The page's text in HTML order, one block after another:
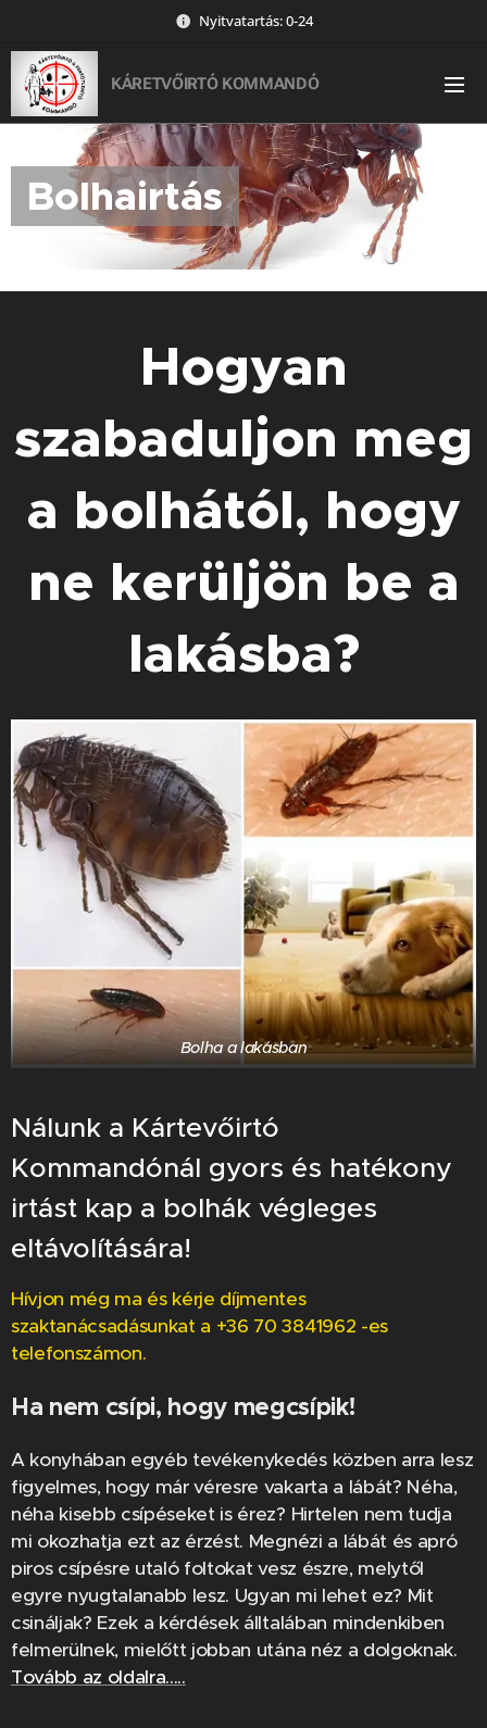
Nyitvatartás: 0-24
KÁRETVŐIRTÓ KOMMANDÓ
Bolhairtás
Hogyan
szabaduljon meg
a bolhától, hogy
ne kerüljön be a
lakásba?
Bolha a lakásban
Nálunk a Kártevőirtó
Kommandónál gyors és hatékony
irtást kap a bolhák végleges
eltávolítására!
Hívjon még ma és kérje díjmentes
szaktanácsadásunkat a +36 70 3841962 -es
telefonszámon.
Ha nem csípi, hogy megcsípik!
A konyhában egyéb tevékenykedés közben arra lesz
figyelmes, hogy már véresre vakarta a lábát? Néha,
néha kisebb csípéseket is érez? Hirtelen nem tudja
mi okozhatja ezt az érzést. Megnézi a lábát és apró
piros csípésre utaló foltokat vesz észre, melytől
egyre nyugtalanabb lesz. Ugyan mi lehet ez? Mit
csináljak? Ezek a kérdések álltalában mindenkiben
felmerülnek, mielőtt jobban utána néz a dolgoknak.
Tovább az oldalra.....